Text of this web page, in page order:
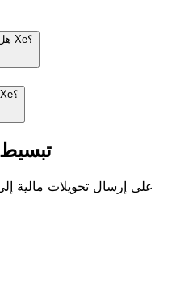
هل يمكنني ضبط تنبيهات الأسعار باستخدام Xe؟
هل يمكنني إرسال 1 NZD إلى KYD مع Xe؟